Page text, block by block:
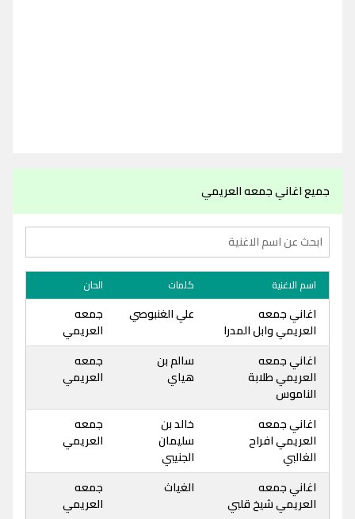
جميع اغاني جمعه العريمي
اسم الاغنية كلمات الحان
اغاني جمعه
العريمي وابل المدرا
علي الغنبوصي
جمعه
العريمي
اغاني جمعه
العريمي طلابة
الناموس
سالم بن
هياي
جمعه
العريمي
اغاني جمعه
العريمي افراح
الغالبي
خالد بن
سليمان
الجنيبي
جمعه
العريمي
اغاني جمعه
العريمي شيخ قلبي
الغياث
جمعه
العريمي